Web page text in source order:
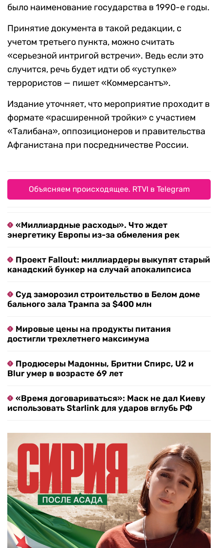
было наименование государства в 1990-е годы.
Принятие документа в такой редакции, с
учетом третьего пункта, можно считать
«серьезной интригой встречи». Ведь если это
случится, речь будет идти об «уступке»
террористов — пишет «Коммерсантъ».
Издание уточняет, что мероприятие проходит в
формате «расширенной тройки» с участием
«Талибана», оппозиционеров и правительства
Афганистана при посредничестве России.
Объясняем происходящее. RTVI в Telegram
«Миллиардные расходы». Что ждет
энергетику Европы из-за обмеления рек
Проект Fallout: миллиардеры выкупят старый
канадский бункер на случай апокалипсиса
Суд заморозил строительство в Белом доме
бального зала Трампа за $400 млн
Мировые цены на продукты питания
достигли трехлетнего максимума
Продюсеры Мадонны, Бритни Спирс, U2 и
Blur умер в возрасте 69 лет
«Время договариваться»: Маск не дал Киеву
использовать Starlink для ударов вглубь РФ